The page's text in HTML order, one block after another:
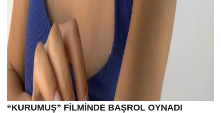
“KURUMUŞ” FİLMİNDE BAŞROL OYNADI